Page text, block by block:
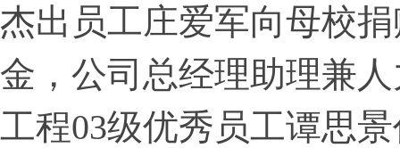
杰出员工庄爱军向母校
金，公司总经理助理兼
工程03级优秀员工谭思